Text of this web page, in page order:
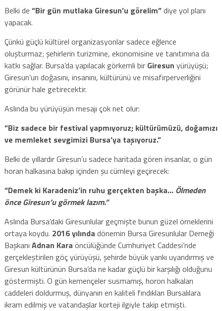
Belki de “Bir gün mutlaka Giresun’u görelim”diye yol planı
yapacak.
Çünkü güçlü kültürel organizasyonlar sadece eğlence
oluşturmaz; şehirlerin turizmine, ekonomisine ve tanıtımına da
katkı sağlar. Bursa’da yapılacak görkemli bir Giresun yürüyüşü;
Giresun’un doğasını, insanını, kültürünü ve misafirperverliğini
görünür hale getirecektir.
Aslında bu yürüyüşün mesajı çok net olur:
“Biz sadece bir festival yapmıyoruz; kültürümüzü, doğamızı
ve memleket sevgimizi Bursa’ya taşıyoruz.”
Belki de yıllardır Giresun’u sadece haritada gören insanlar, o gün
horan halkasına bakıp içinden şu cümleyi geçirecek:
“Demek ki Karadeniz’in ruhu gerçekten başka… Ölmeden
önce Giresun’u görmek lazım.”
Aslında Bursa’daki Giresunlular geçmişte bunun güzel örneklerini
ortaya koydu. 2016 yılında dönemin Bursa Giresunlular Derneği
Başkanı Adnan Kara öncülüğünde Cumhuriyet Caddesi’nde
gerçekleştirilen göç yürüyüşü, şehirde büyük yankı uyandırmış ve
Giresun kültürünün Bursa’da ne kadar güçlü bir karşılığı olduğunu
göstermişti. O gün kemençeler susmamış, horon halkaları
caddeleri doldurmuş, dünyanın en kaliteli fındıkları Bursalılara
ikram edilmiş ve vatandaşlar korteji ilgiyle takip etmişti.